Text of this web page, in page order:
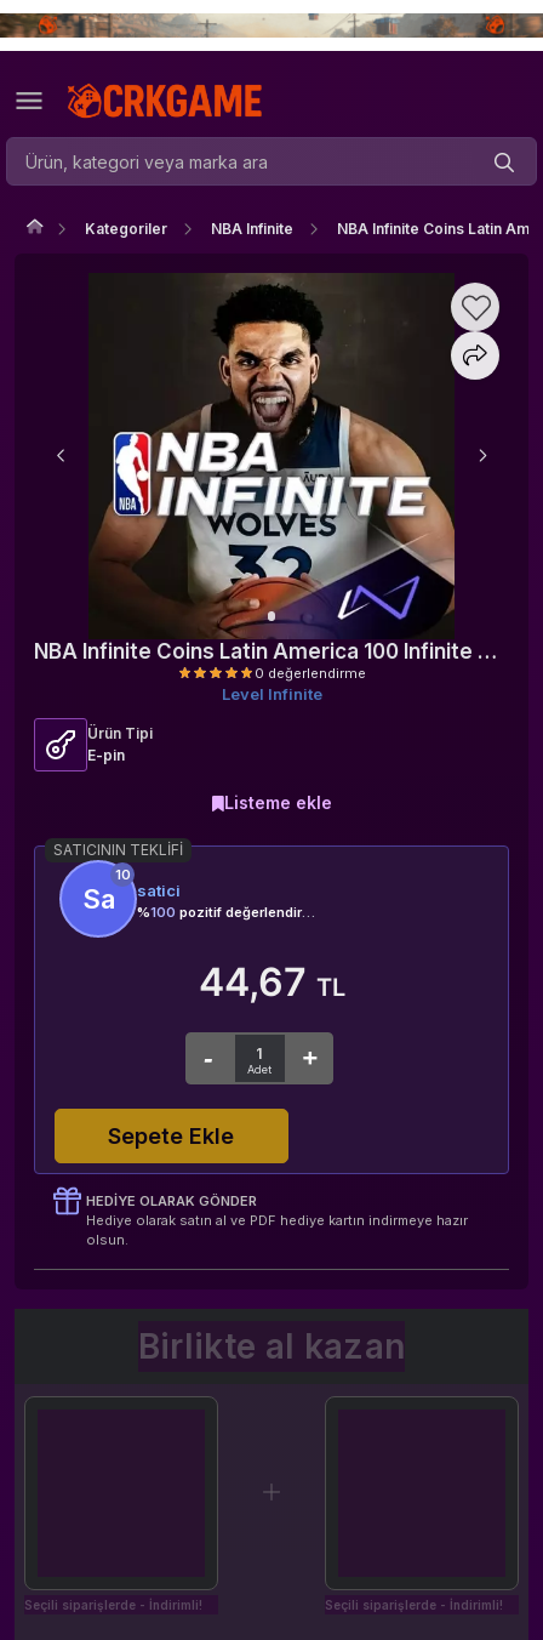
Kategoriler NBA Infinite NBA Infinite Coins Latin
NBA Infinite Coins Latin America 100 Infinite Coins
0 değerlendirme
Level Infinite
Ürün Tipi
E-pin
Listeme ekle
SATICININ TEKLIFI
10
Sa satici
%100 pozitif değerlendirme
44,67 TL
Sepete Ekle
HEDIYE OLARAK GÖNDER
Hediye olarak satın al ve PDF hediye kartın indirmeye hazır
olsun.
Birlikte al kazan
Seçili siparişlerde - İndirimli! Seçili siparişlerde - İndirimli!